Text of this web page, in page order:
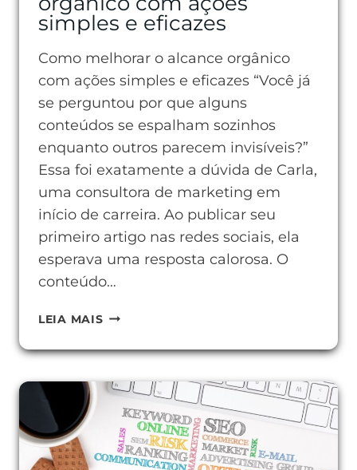
simples e eficazes
Como melhorar o alcance orgânico
com ações simples e eficazes “Você já
se perguntou por que alguns
conteúdos se espalham sozinhos
enquanto outros parecem invisíveis?”
Essa foi exatamente a dúvida de Carla,
uma consultora de marketing em
início de carreira. Ao publicar seu
primeiro artigo nas redes sociais, ela
esperava uma resposta calorosa. O
conteúdo…
LEIA MAISCOMO
ALCANCE
ORGÂNICO
COM
AÇÕES